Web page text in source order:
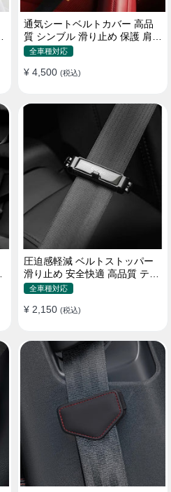
通気シートベルトカバー 高品
質 シンブル 滑り止め 保護 肩当
てパッド 圧迫感軽減
全車種対応
¥ 4,500 (税込)
圧迫感軽減 ベルトストッパー
滑り止め 安全快適 高品質 テー
プクリップ 快適 2個セット
全車種対応
¥ 2,150 (税込)